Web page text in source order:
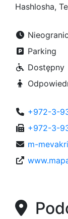
Hashlosha,
Parking
Dostępny
+972-3-
+972-3-
m-